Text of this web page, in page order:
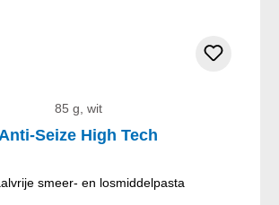
85 g, wit
Seize High Tech
smeer- en losmiddelpasta